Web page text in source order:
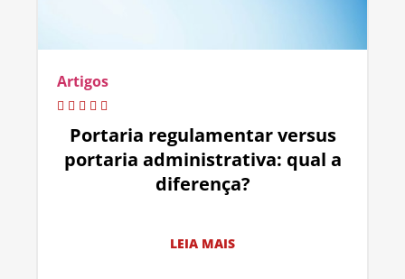
Artigos
Portaria regulamentar versus
portaria administrativa: qual a
diferença?
LEIA MAIS